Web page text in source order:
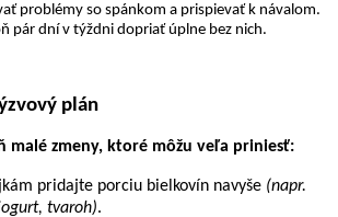
problémy so spánkom a prispievať k návalom.
pár dní v týždni dopriať úplne bez nich.
plán
malé zmeny, ktoré môžu veľa priniesť:
pridajte porciu bielkovín navyše (napr.
tvaroh).